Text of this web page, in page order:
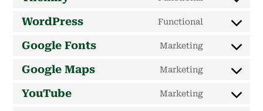
Consent
themify
WordPress Functional
Consent
wordpress
Google Fonts Marketing
Consent
google-
Google Maps Marketing
Consent
YouTube Marketing
Consent